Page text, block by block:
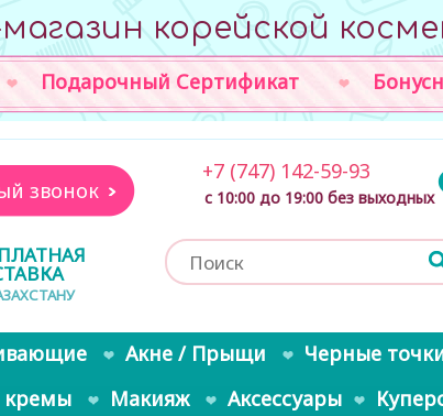
корейской
Подарочный Сертификат
звонок
+7 (747) 142-59-93
с 10:00 до 19:00 без выходных
Акне / Прыщи Черные
кремы Макияж Аксессуары